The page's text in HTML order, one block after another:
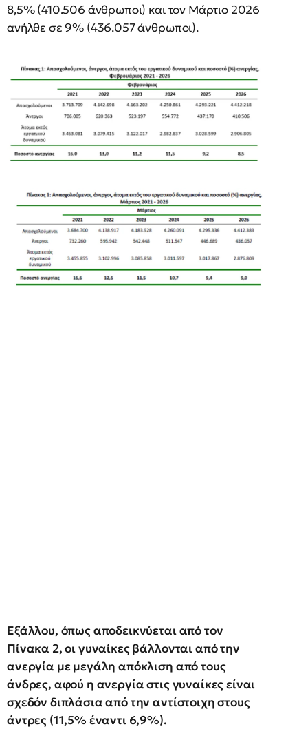
8,5% (410.506 άνθρωποι) και τον Μάρτιο 2026
ανήλθε σε 9% (436.057 άνθρωποι).
Εξάλλου, όπως αποδεικνύεται από τον
Πίνακα 2, οι γυναίκες βάλλονται από την
ανεργία με μεγάλη απόκλιση από τους
άνδρες, αφού η ανεργία στις γυναίκες είναι
σχεδόν διπλάσια από την αντίστοιχη στους
άντρες (11,5% έναντι 6,9%).